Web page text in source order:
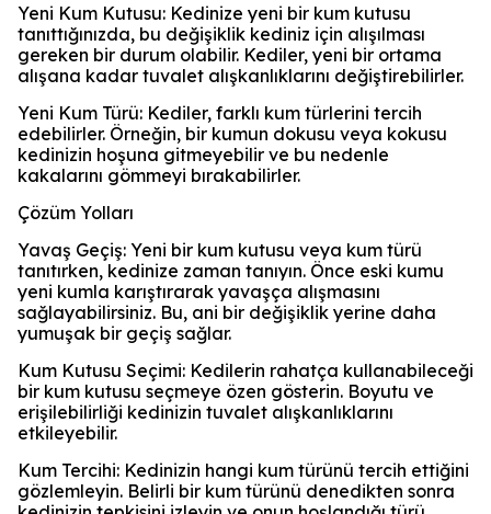
Yeni Kum Kutusu: Kedinize yeni bir kum kutusu
tanıttığınızda, bu değişiklik kediniz için alışılması
gereken bir durum olabilir. Kediler, yeni bir ortama
alışana kadar tuvalet alışkanlıklarını değiştirebilirler.
Yeni Kum Türü: Kediler, farklı kum türlerini tercih
edebilirler. Örneğin, bir kumun dokusu veya kokusu
kedinizin hoşuna gitmeyebilir ve bu nedenle
kakalarını gömmeyi bırakabilirler.
Çözüm Yolları
Yavaş Geçiş: Yeni bir kum kutusu veya kum türü
tanıtırken, kedinize zaman tanıyın. Önce eski kumu
yeni kumla karıştırarak yavaşça alışmasını
sağlayabilirsiniz. Bu, ani bir değişiklik yerine daha
yumuşak bir geçiş sağlar.
Kum Kutusu Seçimi: Kedilerin rahatça kullanabileceği
bir kum kutusu seçmeye özen gösterin. Boyutu ve
erişilebilirliği kedinizin tuvalet alışkanlıklarını
etkileyebilir.
Kum Tercihi: Kedinizin hangi kum türünü tercih ettiğini
gözlemleyin. Belirli bir kum türünü denedikten sonra